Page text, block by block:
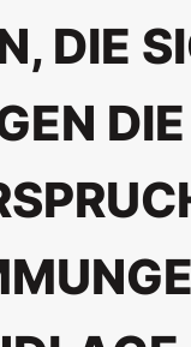
DIE